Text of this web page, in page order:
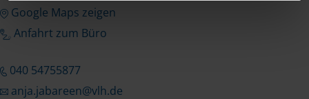
Google Maps zeigen
Anfahrt zum Büro
040 54755877
anja.jabareen@vlh.de